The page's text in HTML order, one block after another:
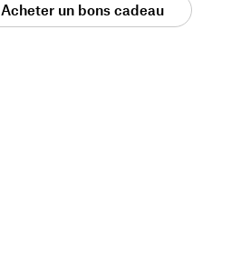
Acheter un bons cadeau